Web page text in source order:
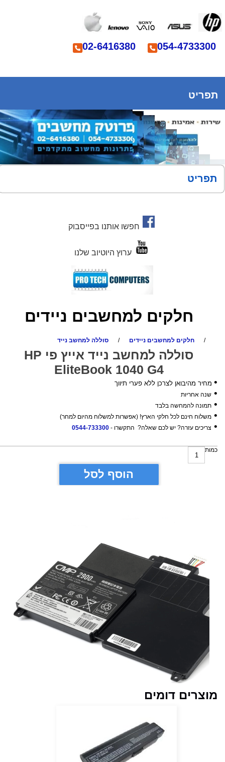
054-4733300
02-6416380
תפריט
תפריט
חפשו אותנו בפייסבוק
ערוץ היוטיוב שלנו
חלקים למחשבים ניידים
חלקים למחשבים ניידים סוללה למחשב נייד
סוללה למחשב נייד אייץ פי HP
EliteBook 1040 G4
מחיר מהיבואן לצרכן ללא פערי תיווך•
• שנה אחריות
• תמונה להמחשה בלבד
• משלוח חינם לכל חלקי הארץ! (אפשרות למשלוח מהיום למחר)
• צריכים עזרה? יש לכם שאלה? התקשרו -0544-733300
כמות
הוסף לסל
מוצרים דומים